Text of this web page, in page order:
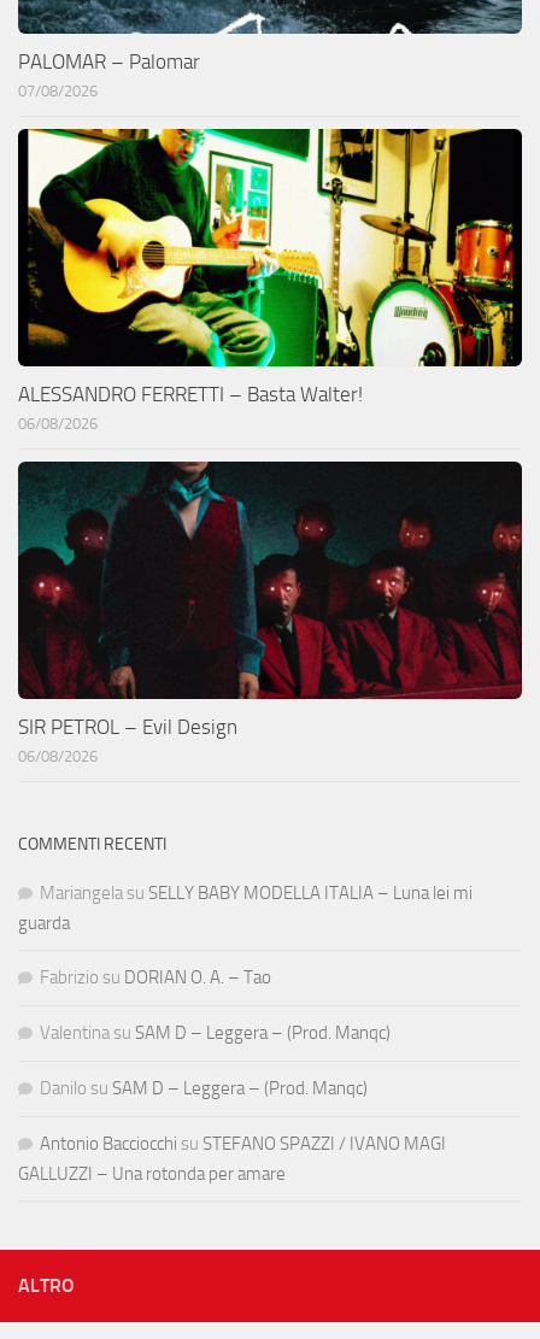
PALOMAR – Palomar
07/08/2026
ALESSANDRO FERRETTI – Basta Walter!
06/08/2026
SIR PETROL – Evil Design
06/08/2026
COMMENTI RECENTI
Mariangela su SELLY BABY MODELLA ITALIA – Luna lei mi
guarda
Fabrizio su DORIAN O. A. – Tao
Valentina su SAM D – Leggera – (Prod. Manqc)
Danilo su SAM D – Leggera – (Prod. Manqc)
Antonio Bacciocchi su STEFANO SPAZZI / IVANO MAGI
GALLUZZI – Una rotonda per amare
ALTRO